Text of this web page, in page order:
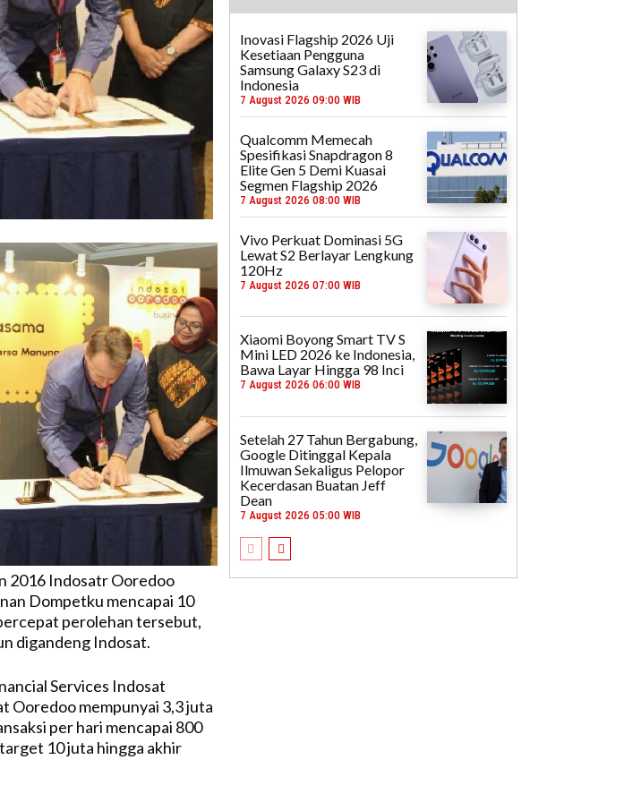
2016 Indosatr Ooredoo
Dompetku mencapai 10
perolehan tersebut,
digandeng Indosat.
Services Indosat
Ooredoo mempunyai 3,3 juta
per hari mencapai 800
10 juta hingga akhir
Inovasi Flagship 2026 Uji
Kesetiaan Pengguna
Samsung Galaxy S23 di
Indonesia
7 August 2026 09:00 WIB
Qualcomm Memecah
Spesifikasi Snapdragon 8
Elite Gen 5 Demi Kuasai
Segmen Flagship 2026
7 August 2026 08:00 WIB
Vivo Perkuat Dominasi 5G
Lewat S2 Berlayar Lengkung
120Hz
7 August 2026 07:00 WIB
Xiaomi Boyong Smart TV S
Mini LED 2026 ke Indonesia,
Bawa Layar Hingga 98 Inci
7 August 2026 06:00 WIB
Setelah 27 Tahun Bergabung,
Google Ditinggal Kepala
Ilmuwan Sekaligus Pelopor
Kecerdasan Buatan Jeff
Dean
7 August 2026 05:00 WIB